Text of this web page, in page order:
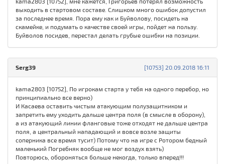
выходить в стартовом составе. Слишком много ошибок допустил
за последнее время. Пора ему как и Буйволову, посидеть на
скамейке, и подумать о качестве своей игры, пойдет на пользу.
Буйволов посидев, перестал делать грубые ошибки на позиции.
[10753] 20.09.2018 16:11
Serg39
kama2803 [10752], По игрокам старта у тебя на одного перебор, но
принципиально все верно)
И Касаева оставить чистым атакующим полузащитником и
запретить ему уходить дальше центра поля (в смысле в оборону),
а из атакующий линии фланговые тоже отходят не дальше центра
поля, а центральный нападающий и вовсе возле защиты
соперника все время тусит) Потому что на игре с Ротором бедный
маленький Погребняк вообще не мог воздух взять)
Повторюсь, обороняться больше некогда, только вперед!!!